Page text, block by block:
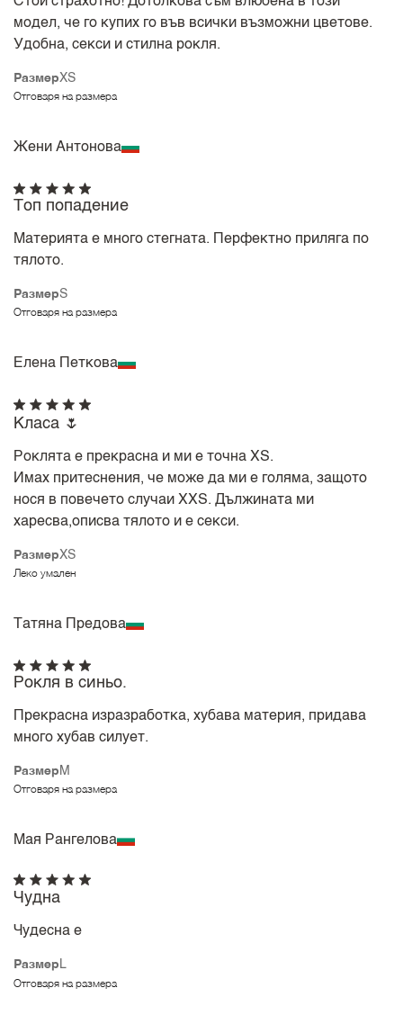
РазмерXS
Отговаря на размера
модел, че го купих го във всички възможни цветове.
Удобна, секси и стилна рокля.
Жени Антонова
РазмерS
Отговаря на размера
Топ попадение
Материята е много стегната. Перфектно приляга по
тялото.
Елена Петкова
РазмерXS
Леко умален
Класа 🌷
Роклята е прекрасна и ми е точна XS.
Имах притеснения, че може да ми е голяма, защото
нося в повечето случаи XXS. Дължината ми
харесва,описва тялото и е секси.
Татяна Предова
Размер M
Отговаря на размера
Рокля в синьо.
Прекрасна изразработка, хубава материя, придава
много хубав силует.
Мая Рангелова
Размер L
Отговаря на размера
Чудна
Чудесна е